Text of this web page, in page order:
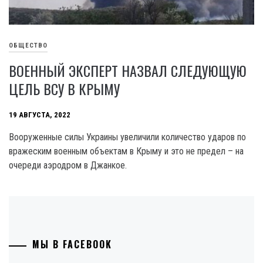
ОБЩЕСТВО
ВОЕННЫЙ ЭКСПЕРТ НАЗВАЛ СЛЕДУЮЩУЮ
ЦЕЛЬ ВСУ В КРЫМУ
19 АВГУСТА, 2022
Вооруженные силы Украины увеличили количество ударов по
вражеским военным объектам в Крыму и это не предел – на
очереди аэродром в Джанкое.
МЫ В FACEBOOK